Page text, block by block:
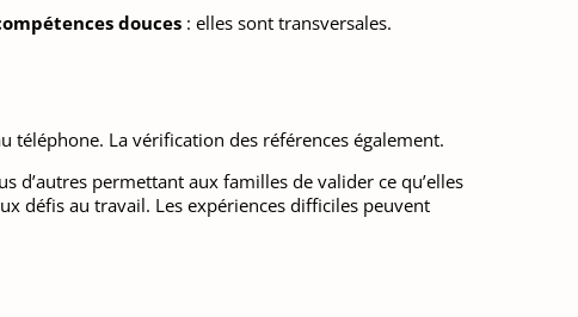
douces : elles sont transversales.
téléphone. La vérification des références également.
d’autres permettant aux familles de valider ce qu’elles
défis au travail. Les expériences difficiles peuvent